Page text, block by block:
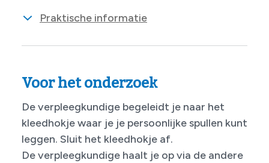
Praktische informatie
Voor het onderzoek
De verpleegkundige begeleidt je naar het
kleedhokje waar je je persoonlijke spullen kunt
leggen. Sluit het kleedhokje af.
De verpleegkundige haalt je op via de andere